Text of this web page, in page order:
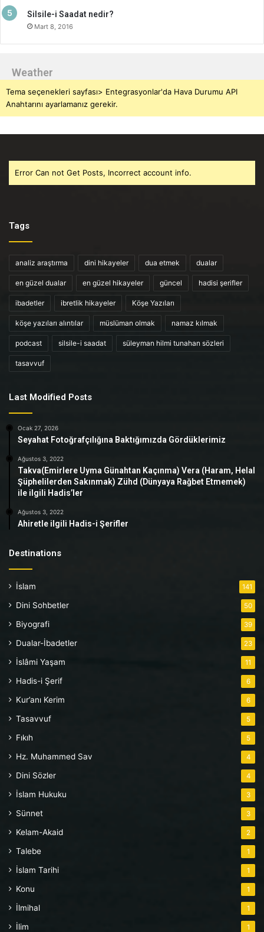
Silsile-i Saadat nedir?
Mart 8, 2016
Weather
Tema seçenekleri sayfası> Entegrasyonlar'da Hava Durumu API
Anahtarını ayarlamanız gerekir.
Error Can not Get Posts, Incorrect account info.
Tags
analiz araştırma dini hikayeler dua etmek dualar
en güzel dualar en güzel hikayeler güncel hadisi şerifler
ibadetler ibretlik hikayeler Köşe Yazıları
köşe yazıları alıntılar müslüman olmak namaz kılmak
podcast silsile-i saadat süleyman hilmi tunahan sözleri
tasavvuf
Last Modified Posts
Ocak 27, 2026
Seyahat Fotoğrafçılığına Baktığımızda Gördüklerimiz
Ağustos 3, 2022
Takva(Emirlere Uyma Günahtan Kaçınma) Vera (Haram, Helal
Şüphelilerden Sakınmak) Zühd (Dünyaya Rağbet Etmemek)
ile ilgili Hadis’ler
Ağustos 3, 2022
Ahiretle ilgili Hadis-i Şerifler
Destinations
İslam 141
Dini Sohbetler 50
Biyografi 39
Dualar-İbadetler 23
İslâmi Yaşam 11
Hadis-i Şerif 6
Kur’anı Kerim 6
Tasavvuf 5
Fıkıh 5
Hz. Muhammed Sav 4
Dini Sözler 4
İslam Hukuku 3
Sünnet 3
Kelam-Akaid 2
Talebe 1
İslam Tarihi 1
Konu 1
İlmihal 1
İlim 1